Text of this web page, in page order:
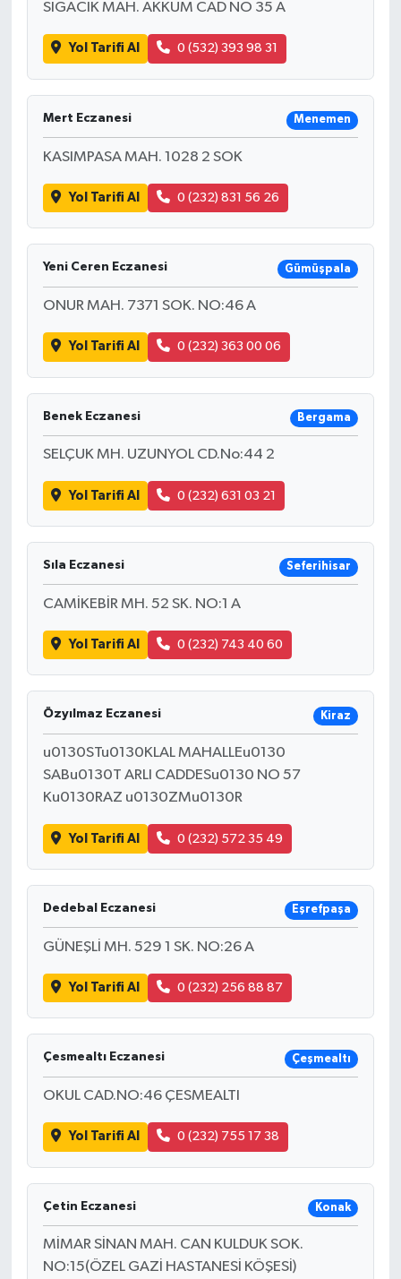
SIGACIK MAH. AKKUM CAD NO 35 A
Yol Tarifi Al 0 (532) 393 98 31
Mert Eczanesi Menemen
KASIMPASA MAH. 1028 2 SOK
Yol Tarifi Al 0 (232) 831 56 26
Yeni Ceren Eczanesi Gümüşpala
ONUR MAH. 7371 SOK. NO:46 A
Yol Tarifi Al 0 (232) 363 00 06
Benek Eczanesi Bergama
SELÇUK MH. UZUNYOL CD.No:44 2
Yol Tarifi Al 0 (232) 631 03 21
Sıla Eczanesi Seferihisar
CAMİKEBİR MH. 52 SK. NO:1 A
Yol Tarifi Al 0 (232) 743 40 60
Özyılmaz Eczanesi Kiraz
u0130STu0130KLAL MAHALLEu0130
SABu0130T ARLI CADDESu0130 NO 57
Ku0130RAZ u0130ZMu0130R
Yol Tarifi Al 0 (232) 572 35 49
Dedebal Eczanesi Eşrefpaşa
GÜNEŞLİ MH. 529 1 SK. NO:26 A
Yol Tarifi Al 0 (232) 256 88 87
Çesmealtı Eczanesi Çeşmealtı
OKUL CAD.NO:46 ÇESMEALTI
Yol Tarifi Al 0 (232) 755 17 38
Çetin Eczanesi Konak
MİMAR SİNAN MAH. CAN KULDUK SOK.
NO:15(ÖZEL GAZİ HASTANESİ KÖŞESİ)